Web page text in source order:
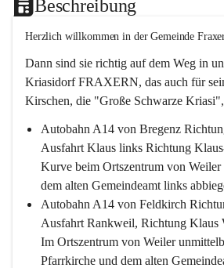
Beschreibung
Herzlich willkommen in der Gemeinde
Dann sind sie richtig auf dem Weg in
Kriasidorf FRAXERN, das auch für
Kirschen, die "Große Schwarze
Autobahn A14 von Bregenz
Ausfahrt Klaus links Richtung
Kurve beim Ortszentrum von
dem alten Gemeindeamt links
Autobahn A14 von Feldkirch
Ausfahrt Rankweil, Richtung Klaus
Im Ortszentrum von Weiler
Pfarrkirche und dem alten